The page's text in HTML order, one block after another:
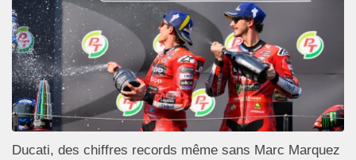
Ducati, des chiffres records même sans Marc Marquez